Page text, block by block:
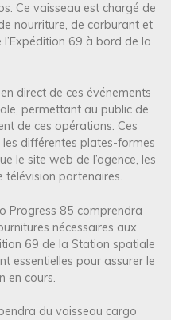
Ce vaisseau est chargé de
nourriture, de carburant et
69 à bord de la
direct de ces événements
permettant au public de
de ces opérations. Ces
différentes plates-formes
le site web de l’agence, les
télévision partenaires.
Progress 85 comprendra
nécessaires aux
69 de la Station spatiale
essentielles pour assurer le
en cours.
du vaisseau cargo